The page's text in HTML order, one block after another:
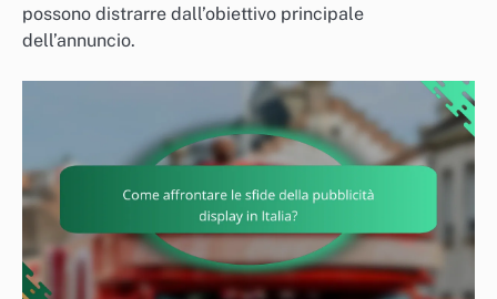
possono distrarre dall’obiettivo principale
dell’annuncio.